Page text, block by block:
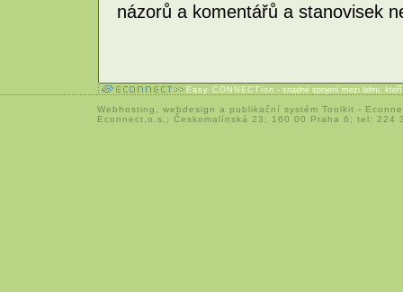
názorů a komentářů a stanovisek
Easy CONNECTion - snadné spojení mezi lidmi,
Webhosting webdesign a publikační systém Toolkit -
Econnect,o.s.; Českomalínská 23; 160 00 Praha 6; tel: 224